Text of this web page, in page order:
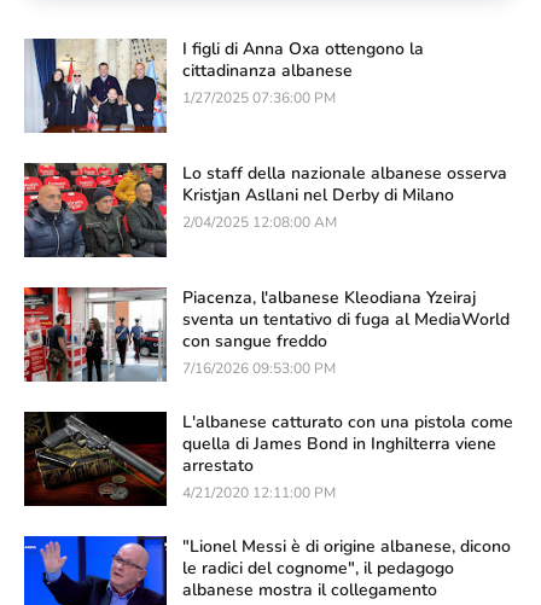
I figli di Anna Oxa ottengono la
cittadinanza albanese
1/27/2025 07:36:00 PM
Lo staff della nazionale albanese osserva
Kristjan Asllani nel Derby di Milano
2/04/2025 12:08:00 AM
Piacenza, l'albanese Kleodiana Yzeiraj
sventa un tentativo di fuga al MediaWorld
con sangue freddo
7/16/2026 09:53:00 PM
L'albanese catturato con una pistola come
quella di James Bond in Inghilterra viene
arrestato
4/21/2020 12:11:00 PM
"Lionel Messi è di origine albanese, dicono
le radici del cognome", il pedagogo
albanese mostra il collegamento